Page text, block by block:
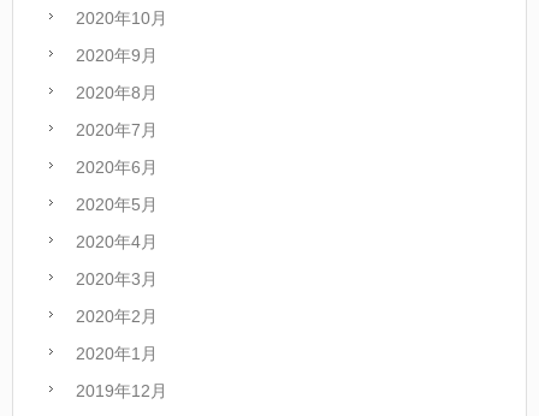
2020年10月
2020年9月
2020年8月
2020年7月
2020年6月
2020年5月
2020年4月
2020年3月
2020年2月
2020年1月
2019年12月